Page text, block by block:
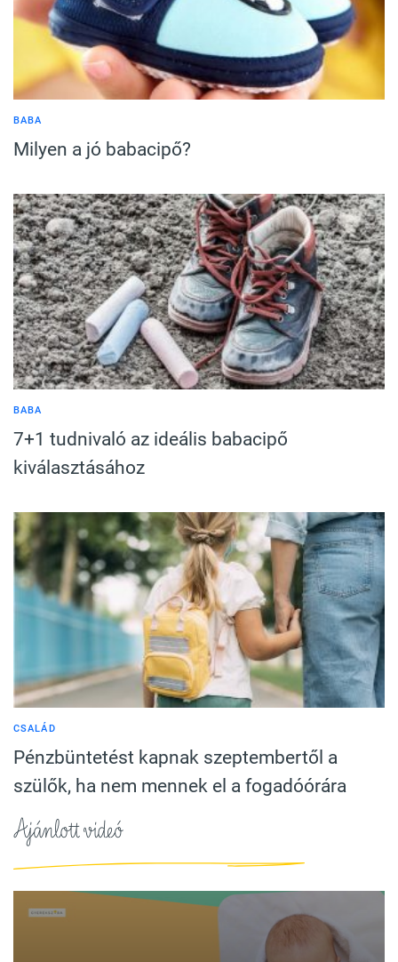
BABA
Milyen a jó babacipő?
BABA
7+1 tudnivaló az ideális babacipő
kiválasztásához
CSALÁD
Pénzbüntetést kapnak szeptembertől a
szülők, ha nem mennek el a fogadóórára
Ajánlott videó